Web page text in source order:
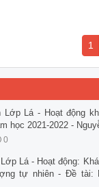
1
Lớp Lá - Hoạt động
học 2021-2022 -
0
Lá - Hoạt động:
tự nhiên - Đề tài: